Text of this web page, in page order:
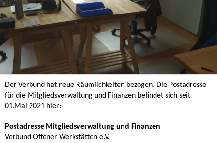
Der Verbund hat neue Räumlichkeiten bezogen. Die Postadresse
für die Mitgliedsverwaltung und Finanzen befindet sich seit
01.Mai 2021 hier:
Postadresse Mitgliedsverwaltung und Finanzen
Verbund Offener Werkstätten e.V.